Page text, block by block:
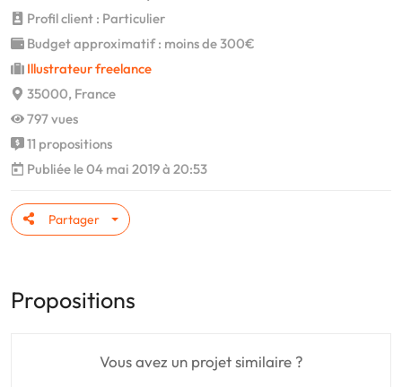
Profil client : Particulier
Budget approximatif : moins de 300€
Illustrateur freelance
35000, France
797 vues
11 propositions
Publiée le 04 mai 2019 à 20:53
Partager
Propositions
Vous avez un projet similaire ?